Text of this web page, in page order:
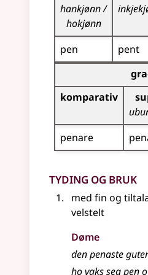
hankjønn /
hokjønn
pen pent
Bøyningstabell for
komparativ
penare
Tyding og bruk
med fin og
velstelt
Døme
den penaste
ho vaks seg pen